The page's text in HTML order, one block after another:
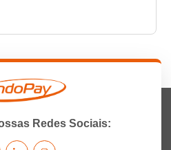
Redes Sociais: